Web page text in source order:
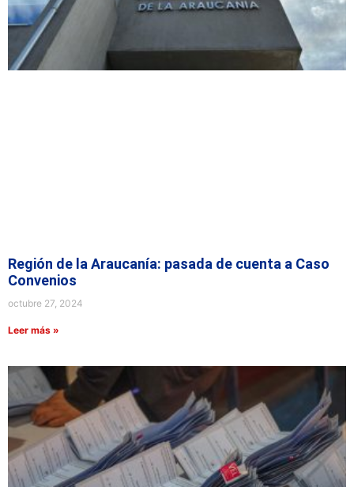
Región de la Araucanía: pasada de cuenta a Caso
Convenios
octubre 27, 2024
Leer más »